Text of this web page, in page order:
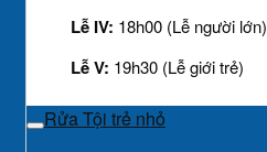
Lễ IV: 18h00 (Lễ người lớn)
Lễ V: 19h30 (Lễ giới trẻ)
Rửa Tội trẻ nhỏ